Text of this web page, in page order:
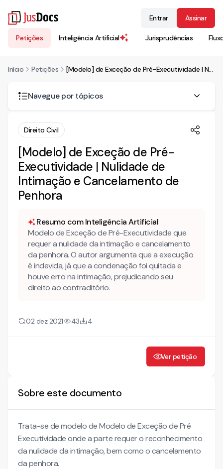
Petições Inteligência Artificial Jurisprudências
Entrar Assinar
Início Petições [Modelo] de Exceção de Pré-Executividade | Nulidade de Intimação e Cancelamento de Penhora
Navegue por tópicos
EXCEÇÃO DE PRÉ-EXECUTIVIDADE
1. DAS PUBLICAÇÕES E INTIMAÇÕES
2. SÍNTESE DA DEMANDA
2. DO CABIMENTO DA PRESENTE MEDIDA DE EXCEÇÃO
3. DA MANIFESTA QUITAÇÃO DA CONDENAÇÃO E DO
Direito Civil
[Modelo] de Exceção de Pré-
Executividade | Nulidade de
Intimação e Cancelamento de
Penhora
Resumo com Inteligência Artificial
Modelo de Exceção de Pré-Executividade que
requer a nulidade da intimação e cancelamento
da penhora. O autor argumenta que a execução
é indevida, já que a condenação foi quitada e
houve erro na intimação, prejudicando seu
direito ao contraditório.
02 dez 2021 43 4
Ver petição
Sobre este documento
Trata-se de modelo de Modelo de Exceção de Pré
Executividade onde a parte requer o reconhecimento
da nulidade da intimação, bem como o cancelamento
da penhora.